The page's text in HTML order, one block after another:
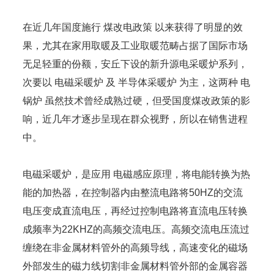
在近几年国度施行 煤改电政策 以来获得了明显的效
果，尤其在家用取暖及工业取暖范畴占据了国际市场
无足轻重的份额，安丘下设的新升源电采暖炉系列，
次要以 电磁采暖炉 及 半导体采暖炉 为主，这两种 电
锅炉 虽然技术曾经成熟过硬，但受国度煤改政策的影
响，近几年才逐步呈现在群众视野，所以在销售进程
中。
电磁采暖炉，是应用 电磁感应原理，将电能转换为热
能的加热器，在控制器内由整流电路将50HZ的交流
电压变成直流电压，再经过控制电路将直流电压转换
成频率为22KHZ的高频交流电压。高频交流电压流过
缠绕在非金属材料管外的高频导线，高速变化的磁场
外部发生的磁力线切割非金属材料管外部的金属容器